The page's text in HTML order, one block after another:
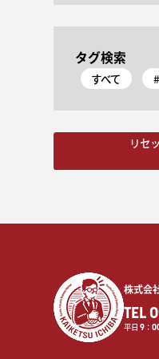
タグ検索
すべて
リセ
株式会
TEL
平日 9：